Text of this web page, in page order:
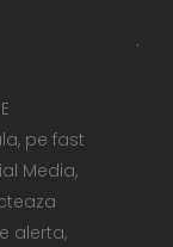
pe fast
Media,
alerta,
.